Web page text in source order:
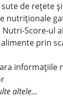
sute de rețete
nutriționale
Nutri-Score-ul
prin
informațiile
altele...